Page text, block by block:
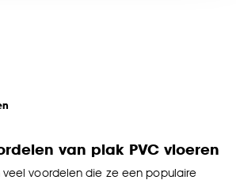
van plak PVC vloeren
voordelen die ze een populaire